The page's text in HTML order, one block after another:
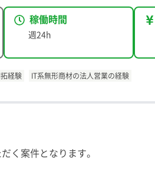
稼働時間
週24h
経験 IT系無形商材の法人営業の経験
く案件となります。